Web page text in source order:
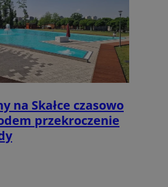
na Skałce czasowo
przekroczenie